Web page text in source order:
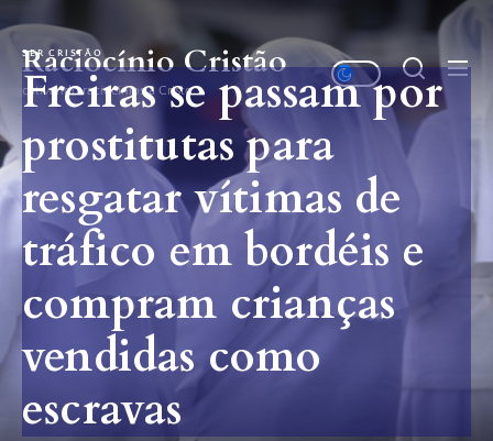
to
the
content
SER CRISTÃO
Freiras se passam por
prostitutas para
resgatar vítimas de
tráfico em bordéis e
compram crianças
vendidas como
escravas
Raciocínio Cristão
cativando raciocínios a Cristo